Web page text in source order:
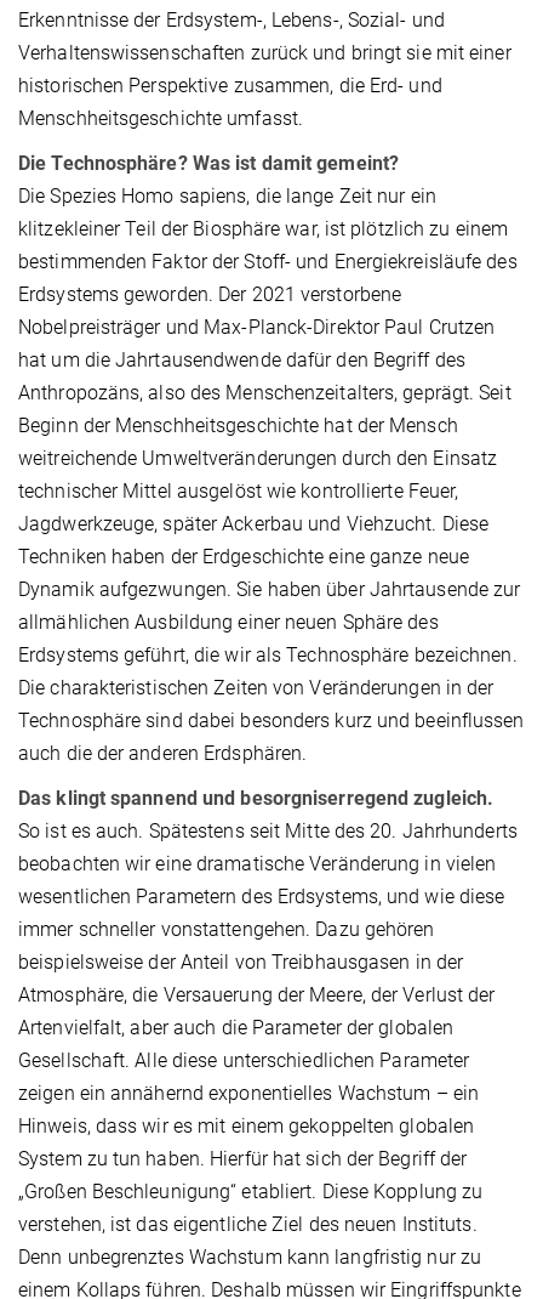
Erkenntnisse der Erdsystem-, Lebens-, Sozial- und
Verhaltenswissenschaften zurück und bringt sie mit einer
historischen Perspektive zusammen, die Erd- und
Menschheitsgeschichte umfasst.
Die Technosphäre? Was ist damit gemeint?
Die Spezies Homo sapiens, die lange Zeit nur ein
klitzekleiner Teil der Biosphäre war, ist plötzlich zu einem
bestimmenden Faktor der Stoff- und Energiekreisläufe des
Erdsystems geworden. Der 2021 verstorbene
Nobelpreisträger und Max-Planck-Direktor Paul Crutzen
hat um die Jahrtausendwende dafür den Begriff des
Anthropozäns, also des Menschenzeitalters, geprägt. Seit
Beginn der Menschheitsgeschichte hat der Mensch
weitreichende Umweltveränderungen durch den Einsatz
technischer Mittel ausgelöst wie kontrollierte Feuer,
Jagdwerkzeuge, später Ackerbau und Viehzucht. Diese
Techniken haben der Erdgeschichte eine ganze neue
Dynamik aufgezwungen. Sie haben über Jahrtausende zur
allmählichen Ausbildung einer neuen Sphäre des
Erdsystems geführt, die wir als Technosphäre bezeichnen.
Die charakteristischen Zeiten von Veränderungen in der
Technosphäre sind dabei besonders kurz und beeinflussen
auch die der anderen Erdsphären.
Das klingt spannend und besorgniserregend zugleich.
So ist es auch. Spätestens seit Mitte des 20. Jahrhunderts
beobachten wir eine dramatische Veränderung in vielen
wesentlichen Parametern des Erdsystems, und wie diese
immer schneller vonstattengehen. Dazu gehören
beispielsweise der Anteil von Treibhausgasen in der
Atmosphäre, die Versauerung der Meere, der Verlust der
Artenvielfalt, aber auch die Parameter der globalen
Gesellschaft. Alle diese unterschiedlichen Parameter
zeigen ein annähernd exponentielles Wachstum – ein
Hinweis, dass wir es mit einem gekoppelten globalen
System zu tun haben. Hierfür hat sich der Begriff der
„Großen Beschleunigung“ etabliert. Diese Kopplung zu
verstehen, ist das eigentliche Ziel des neuen Instituts.
Denn unbegrenztes Wachstum kann langfristig nur zu
einem Kollaps führen. Deshalb müssen wir Eingriffspunkte